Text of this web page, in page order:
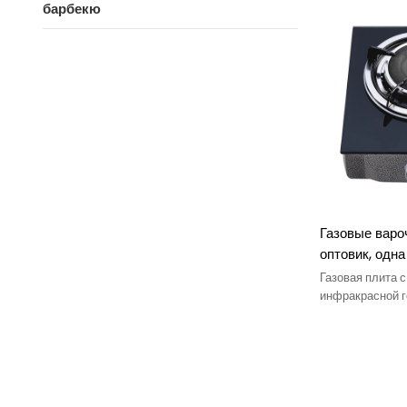
барбекю
чистится.
Газовые
оптовик,
поверхность
стекла,
Газовая плита
инфракрасной